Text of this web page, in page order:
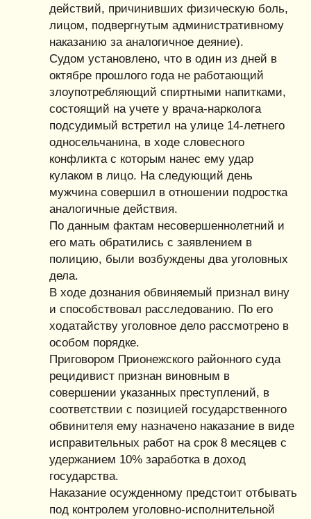
действий, причинивших физическую боль,
лицом, подвергнутым административному
наказанию за аналогичное деяние).
Судом установлено, что в один из дней в
октябре прошлого года не работающий
злоупотребляющий спиртными напитками,
состоящий на учете у врача-нарколога
подсудимый встретил на улице 14-летнего
односельчанина, в ходе словесного
конфликта с которым нанес ему удар
кулаком в лицо. На следующий день
мужчина совершил в отношении подростка
аналогичные действия.
По данным фактам несовершеннолетний и
его мать обратились с заявлением в
полицию, были возбуждены два уголовных
дела.
В ходе дознания обвиняемый признал вину
и способствовал расследованию. По его
ходатайству уголовное дело рассмотрено в
особом порядке.
Приговором Прионежского районного суда
рецидивист признан виновным в
совершении указанных преступлений, в
соответствии с позицией государственного
обвинителя ему назначено наказание в виде
исправительных работ на срок 8 месяцев с
удержанием 10% заработка в доход
государства.
Наказание осужденному предстоит отбывать
под контролем уголовно-исполнительной